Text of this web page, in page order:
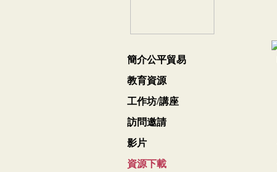
簡介公平貿易
教育資源
工作坊/講座
訪問邀請
影片
資源下載